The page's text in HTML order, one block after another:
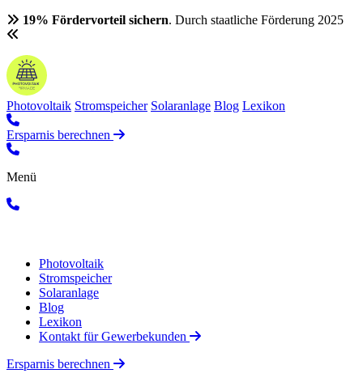
19% Fördervorteil sichern. Durch staatliche Förderung 2025
Photovoltaik Stromspeicher Solaranlage Blog Lexikon
Ersparnis berechnen
Menü
Photovoltaik
Stromspeicher
Solaranlage
Blog
Lexikon
Kontakt für Gewerbekunden
Ersparnis berechnen